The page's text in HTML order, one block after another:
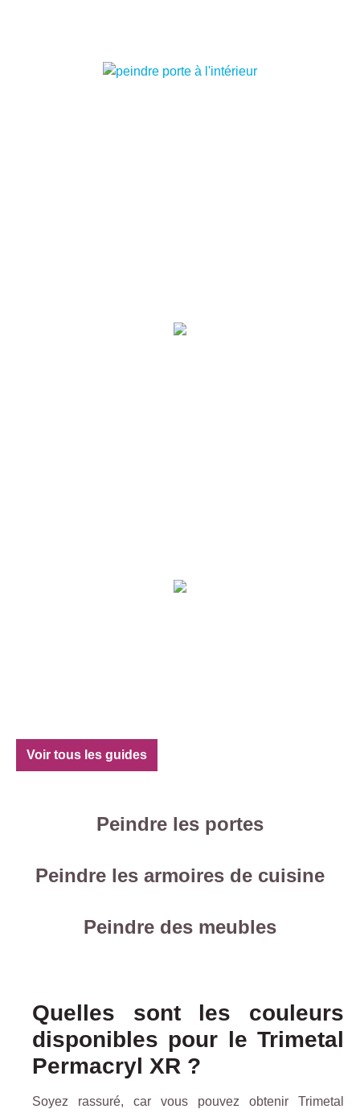
Voir tous les guides
Peindre les portes
Peindre les armoires de cuisine
Peindre des meubles
Quelles sont les couleurs
disponibles pour le Trimetal
Permacryl XR ?
Soyez rassuré, car vous pouvez obtenir Trimetal